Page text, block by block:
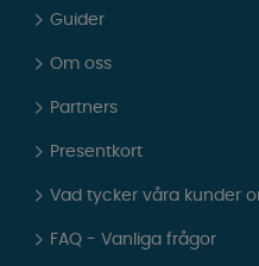
Guider
Om oss
Partners
Presentkort
Vad tycker våra kunder
FAQ - Vanliga frågor